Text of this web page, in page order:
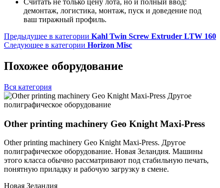
Считать не только цену лота, но и полный ввод:
демонтаж, логистика, монтаж, пуск и доведение под
ваш тиражный профиль.
Предыдущее в категории Kahl Twin Screw Extruder LTW 160
Следующее в категории Horizon Misc
Похожее оборудование
Вся категория
Другое
полиграфическое оборудование
Other printing machinery Geo Knight Maxi-Press
Other printing machinery Geo Knight Maxi-Press. Другое
полиграфическое оборудование. Новая Зеландия. Машины
этого класса обычно рассматривают под стабильную печать,
понятную приладку и рабочую загрузку в смене.
Новая Зеландия